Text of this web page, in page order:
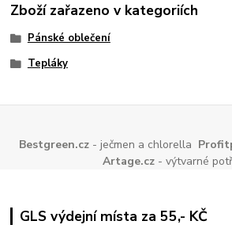
Zboží zařazeno v kategoriích
Pánské oblečení
Tepláky
Bestgreen.cz - ječmen a chlorella
Artage.cz - výtvarné
GLS výdejní místa za 55,- KČ